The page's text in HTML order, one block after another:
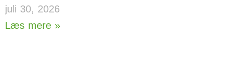
juli 30, 2026
Læs mere »